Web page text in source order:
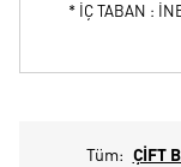
* İÇ TABAN :
Tüm: ÇİFT